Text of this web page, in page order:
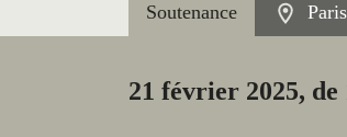
Soutenance Paris
21 février 2025, de